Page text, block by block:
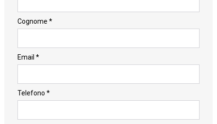
Cognome *
Email *
Telefono *